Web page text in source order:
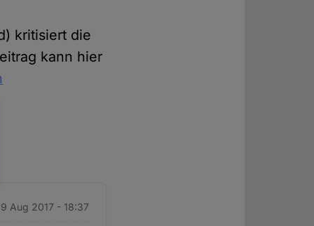
kritisiert die
kann hier
Aug 2017 - 18:37